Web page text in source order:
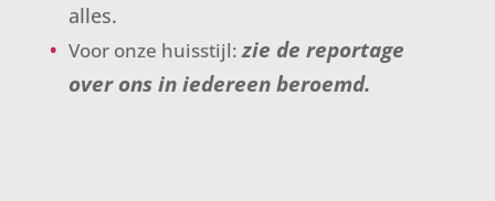
alles.
Voor onze huisstijl:zie de reportage
over ons iniedereenberoemd.